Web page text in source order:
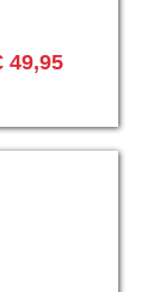
49,95